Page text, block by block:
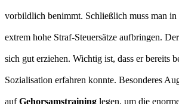
vorbildlich benimmt. Schließlich muss man in
extrem hohe Straf-Steuersätze aufbringen.
sich gut erziehen. Wichtig ist, dass er bereits
Sozialisation erfahren konnte. Besonderes
aufGehorsamstraining legen, um die